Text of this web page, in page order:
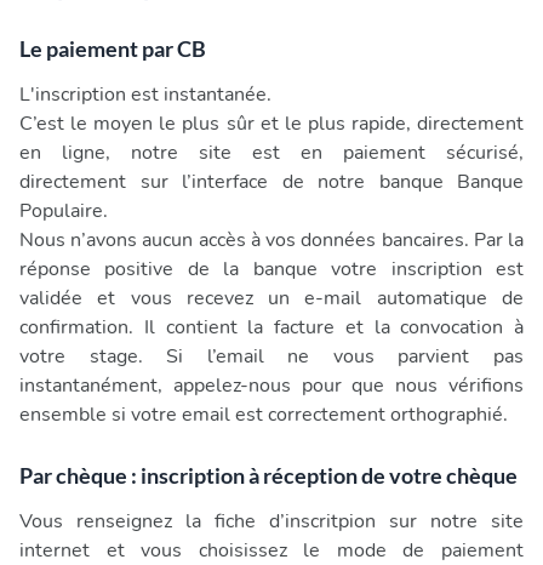
Le paiement par CB
L'inscription est instantanée.
C’est le moyen le plus sûr et le plus rapide, directement
en ligne, notre site est en paiement sécurisé,
directement sur l’interface de notre banque Banque
Populaire.
Nous n’avons aucun accès à vos données bancaires. Par la
réponse positive de la banque votre inscription est
validée et vous recevez un e-mail automatique de
confirmation. Il contient la facture et la convocation à
votre stage. Si l’email ne vous parvient pas
instantanément, appelez-nous pour que nous vérifions
ensemble si votre email est correctement orthographié.
Par chèque : inscription à réception de votre chèque
Vous renseignez la fiche d’inscritpion sur notre site
internet et vous choisissez le mode de paiement